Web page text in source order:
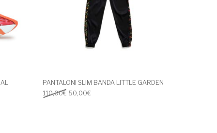
PANTALONI SLIM BANDA LITTLE GARDEN
110,00€ Il prezzo originale era: 110,00€.
50,00€